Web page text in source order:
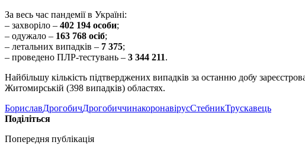
За весь час пандемії в Україні:
– захворіло – 402 194 особи;
– одужало – 163 768 осіб;
– летальних випадків – 7 375;
– проведено ПЛР-тестувань – 3 344 211.
Найбільшу кількість підтверджених випадків за останню добу
Житомирській (398 випадків) областях.
БориславДрогобичДрогобиччинакоронавірусСтебникТрускавець
Поділіться
Попередня публікація